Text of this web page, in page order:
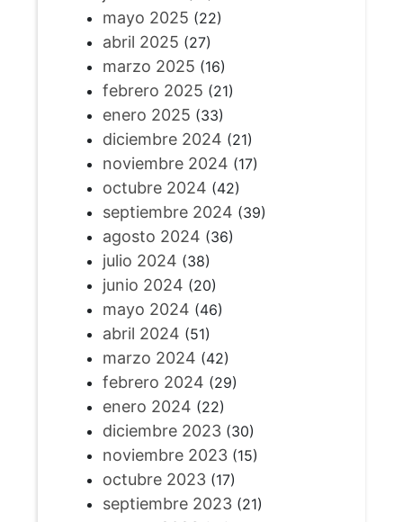
mayo 2025 (22)
abril 2025 (27)
marzo 2025 (16)
febrero 2025 (21)
enero 2025 (33)
diciembre 2024 (21)
noviembre 2024 (17)
octubre 2024 (42)
septiembre 2024 (39)
agosto 2024 (36)
julio 2024 (38)
junio 2024 (20)
mayo 2024 (46)
abril 2024 (51)
marzo 2024 (42)
febrero 2024 (29)
enero 2024 (22)
diciembre 2023(30)
noviembre 2023(15)
octubre 2023(17)
septiembre 2023(21)